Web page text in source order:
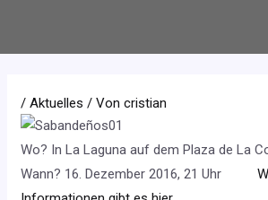
/Aktuelles / Voncristian
Wo? In La Laguna auf dem Plaza de La
Wann? 16. Dezember 2016, 21 Uhr